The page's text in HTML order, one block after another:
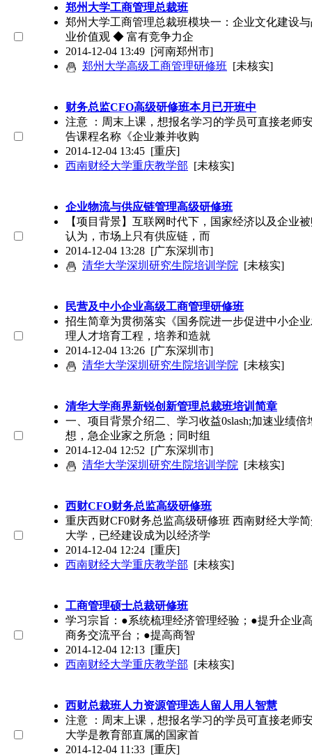
郑州大学工商管理总裁班
郑州大学工商管理总裁班模块一：企业文化建设
业价值观 ◆ 富有竞争力企
2014-12-04 13:49 [河南郑州市]
郑州大学高级工商管理研修班 [未核实]
财务总监CFO高级研修班本月已开班中
注意 ：周末上课，想报名学习的学员可直接老师
告课程名称《企业兼并收购
2014-12-04 13:45 [重庆]
西南财经大学重庆教学部 [未核实]
企业物流与供应链管理高级研修班
【项目背景】互联网时代下，国家经济以及企业
认为，市场上只有供应链，而
2014-12-04 13:28 [广东深圳市]
清华大学深圳研究生院培训学院 [未核实]
民营及中小企业高级工商管理研修班
招生简章为贯彻落实《国务院进一步促进中小企
理人才培育工程，培养和造就
2014-12-04 13:26 [广东深圳市]
清华大学深圳研究生院培训学院 [未核实]
清华大学商界新锐创新管理总裁班培训简章
一、项目背景介绍二、学习收益0slash;加速业绩
想，急企业家之所急；同时组
2014-12-04 12:52 [广东深圳市]
清华大学深圳研究生院培训学院 [未核实]
西财CFO财务总监高级研修班
重庆西财CF0财务总监高级研修班 西南财经大学
大学，已经建设成为以经济学
2014-12-04 12:24 [重庆]
西南财经大学重庆教学部 [未核实]
工商管理硕士总裁研修班
学习宗旨：●系统梳理经济管理经验；●提升企业
商务交流平台；●提高商智
2014-12-04 12:13 [重庆]
西南财经大学重庆教学部 [未核实]
西财总裁班人力资源管理选人留人用人智慧
注意 ：周末上课，想报名学习的学员可直接老师
大学是教育部直属的国家首
2014-12-04 11:33 [重庆]